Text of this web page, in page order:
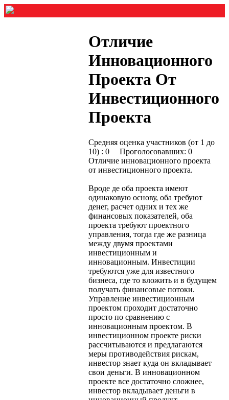
Отличие
Инновационного
Проекта От
Инвестиционного
Проекта
Средняя оценка участников (от 1 до
10) : 0 Проголосовавших: 0
Отличие инновационного проекта
от инвестиционного проекта.
Вроде де оба проекта имеют
одинаковую основу, оба требуют
денег, расчет одних и тех же
финансовых показателей, оба
проекта требуют проектного
управления, тогда где же разница
между двумя проектами
инвестиционным и
инновационным. Инвестиции
требуются уже для известного
бизнеса, где то вложить и в будущем
получать финансовые потоки.
Управление инвестиционным
проектом проходит достаточно
просто по сравнению с
инновационным проектом. В
инвестиционном проекте риски
рассчитываются и предлагаются
меры противодействия рискам,
инвестор знает куда он вкладывает
свои деньги. В инновационном
проекте все достаточно сложнее,
инвестор вкладывает деньги в